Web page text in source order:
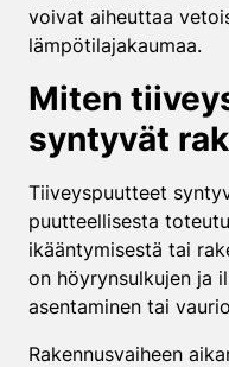
voivat aiheuttaa
lämpötilajakaumaa.
Miten
syntyvät
Tiiveyspuutteet
puutteellisesta
ikääntymisestä tai
on höyrynsulkujen ja
asentaminen tai
Rakennusvaiheen